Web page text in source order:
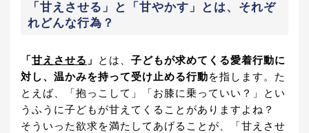
「甘えさせる」と「甘やかす」とは、それぞ
れどんな行為？
「 甘えさせる 」 とは、 子どもが求めてくる愛着行動に
対し、温かみを持って受け止める行動を指します。た
とえば、「抱っこして」「お膝に乗っていい？」とい
うふうに子どもが甘えてくることがありますよね？
そういった欲求を満たしてあげることが、「甘えさせ